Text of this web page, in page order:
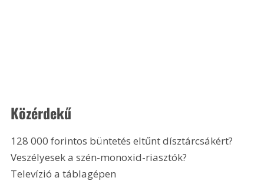
Közérdekű
128 000 forintos büntetés eltűnt dísztárcsákért?
Veszélyesek a szén-monoxid-riasztók?
Televízió a táblagépen